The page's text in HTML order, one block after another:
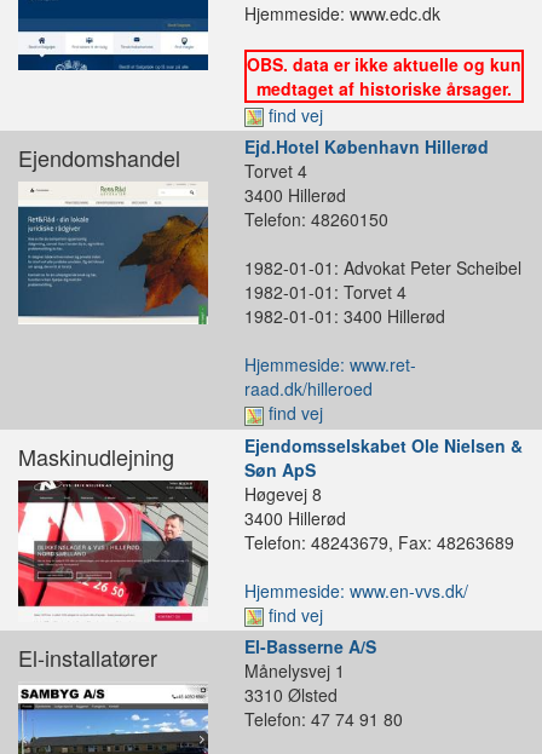
Hjemmeside: www.edc.dk
OBS. data er ikke aktuelle og kun
medtaget af historiske årsager.
find vej
Ejendomshandel
Ejd.Hotel København Hillerød
Torvet 4
3400 Hillerød
Telefon: 48260150
1982-01-01: Advokat Peter Scheibel
1982-01-01: Torvet 4
1982-01-01: 3400 Hillerød
Hjemmeside: www.ret-
raad.dk/hilleroed
find vej
Maskinudlejning
Ejendomsselskabet Ole Nielsen &
Søn ApS
Høgevej 8
3400 Hillerød
Telefon: 48243679, Fax: 48263689
Hjemmeside: www.en-vvs.dk/
find vej
El-installatører
El-Basserne A/S
Månelysvej 1
3310 Ølsted
Telefon: 47 74 91 80